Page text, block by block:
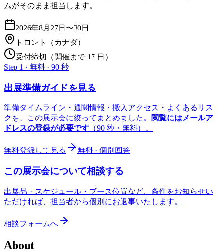
ムがそのまま担当します。
2026年8月27日〜30日
トロント
（カナダ）
受付締切（開催まで 17 日）
Step 1 · 無料 · 90 秒
出展準備ガイドを見る
準備タイムライン・通関情報・搬入アクセス・よくあるリス
クを、この展示会に絞ってまとめました。
閲覧にはメールア
ドレスの登録が必要です （90 秒・無料）。
無料登録して見る 無料 · 個別回答
この展示会について相談する
出展品・スケジュール・ブース位置など、条件をお知らせい
ただければ、担当者から個別にお返事いたします。
相談フォームへ
About